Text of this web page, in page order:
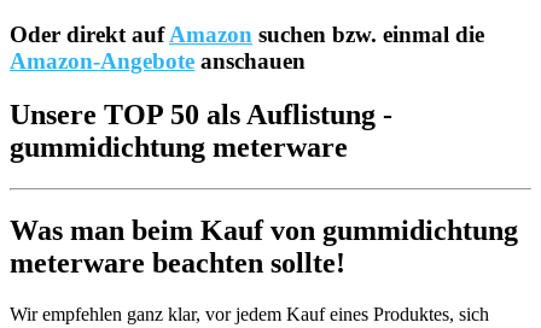
Oder direkt aufAmazon suchen bzw. einmal die
Amazon-Angebote anschauen
Unsere TOP 50 als Auflistung -
gummidichtung meterware
Was man beim Kauf von gummidichtung
meterware beachten sollte!
Wir empfehlen ganz klar, vor jedem Kauf eines Produktes, sich